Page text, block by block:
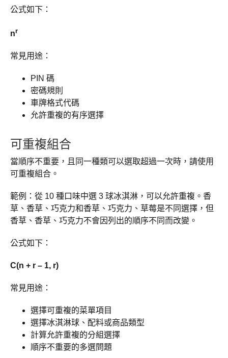
公式如下：
nr
常見用途：
PIN 碼
密碼規則
車牌格式代碼
允許重複的有序選擇
可重複組合
當順序不重要，且同一種類可以選取超過一次時，請使用
可重複組合。
範例：從 10 種口味中選 3 球冰淇淋，可以允許重複。香
草、香草、巧克力和香草、巧克力、草莓是不同選擇，但
香草、香草、巧克力不會因列出的順序不同而改變。
公式如下：
C(n + r – 1, r)
常見用途：
選擇可重複的菜單項目
選擇冰淇淋球、配料或商品類型
計算允許重複的分組選擇
順序不重要的多選問題